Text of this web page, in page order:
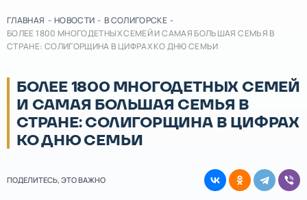
ГЛАВНАЯ - НОВОСТИ - В СОЛИГОРСКЕ -
БОЛЕЕ 1800 МНОГОДЕТНЫХ СЕМЕЙ И САМАЯ БОЛЬШАЯ СЕМЬЯ В
СТРАНЕ: СОЛИГОРЩИНА В ЦИФРАХ КО ДНЮ СЕМЬИ
БОЛЕЕ 1800 МНОГОДЕТНЫХ СЕМЕЙ
И САМАЯ БОЛЬШАЯ СЕМЬЯ В
СТРАНЕ: СОЛИГОРЩИНА В ЦИФРАХ
КО ДНЮ СЕМЬИ
ПОДЕЛИТЕСЬ, ЭТО ВАЖНО